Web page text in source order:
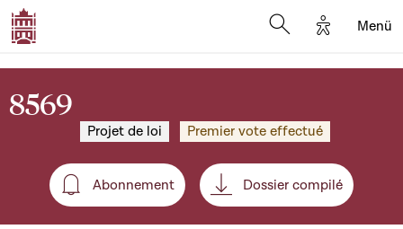
Options
Menü
8569
Projet de loi Premier vote effectué
Abonnement
Abonnement Dossier compilé